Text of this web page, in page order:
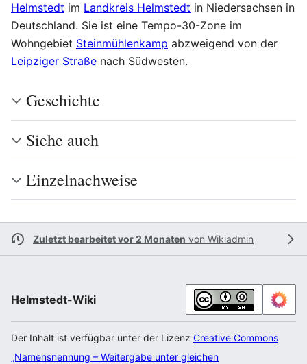
Helmstedt im Landkreis Helmstedt in Niedersachsen in
Deutschland. Sie ist eine Tempo-30-Zone im
Wohngebiet Steinmühlenkamp abzweigend von der
Leipziger Straße nach Südwesten.
Geschichte
Siehe auch
Einzelnachweise
Zuletzt bearbeitet vor 2 Monaten von Wikiadmin
Helmstedt-Wiki
Der Inhalt ist verfügbar unter der Lizenz Creative Commons
„Namensnennung – Weitergabe unter gleichen